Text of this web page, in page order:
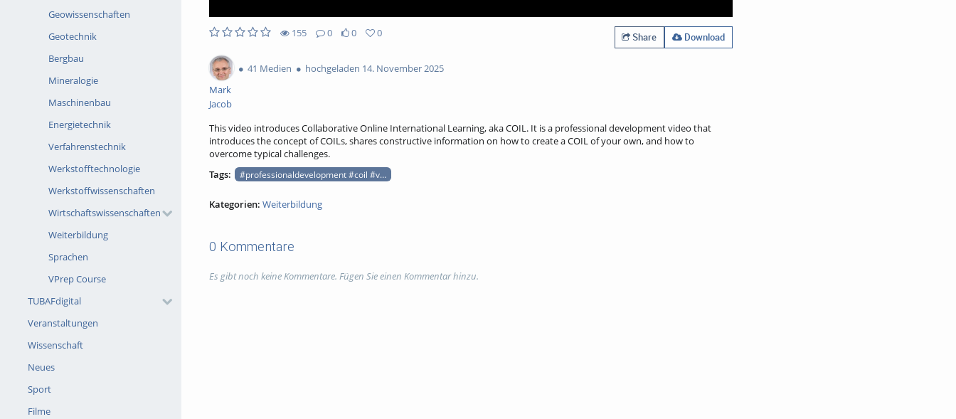
Geowissenschaften
Geotechnik
Bergbau
Mineralogie
Maschinenbau
Energietechnik
Verfahrenstechnik
Werkstofftechnologie
Werkstoffwissenschaften
Wirtschaftswissenschaften
Weiterbildung
Sprachen
VPrep Course
TUBAFdigital
Veranstaltungen
Wissenschaft
Neues
Sport
Filme
155
0
0
0
Share Download
Mark
Jacob
41 Medien hochgeladen 14. November 2025
This video introduces Collaborative Online International Learning, aka COIL. It is a professional development video that
introduces the concept of COILs, shares constructive information on how to create a COIL of your own, and how to
overcome typical challenges.
Tags:
#professionaldevelopment #coil #virtualexchange #eurecapro
Kategorien: Weiterbildung
0 Kommentare
Es gibt noch keine Kommentare. Fügen Sie einen Kommentar hinzu.